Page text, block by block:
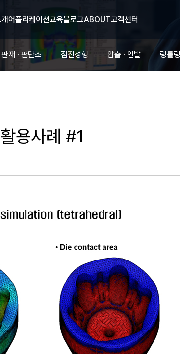
어플리케이션교육블로그ABOUT고객센터
판재 · 판단조 점진성형 압출 · 인발 링롤링
용사례 #1